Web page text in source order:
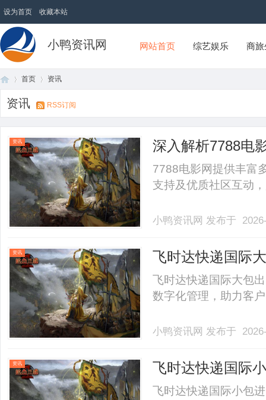
设为首页 收藏本站
小鸭资讯网 网站首页 综艺娱乐 商
首页 资讯
资讯 RSS订阅
资讯 深入解析7788电
7788电影网提供丰富
支持及优质社区互动
小鸭资讯网 发布于
资讯 飞时达快递国际
飞时达快递国际大包
数字化管理，助力客
小鸭资讯网 发布于
资讯 飞时达快递国际
飞时达快递国际小包